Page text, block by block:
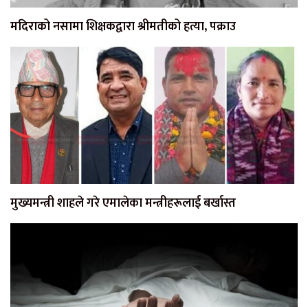
मदिराको नसामा शिक्षकद्वारा श्रीमतीको हत्या, पक्राउ
मुख्यमन्त्री शाहले गरे एमालेका मन्त्रीहरूलाई बर्खास्त